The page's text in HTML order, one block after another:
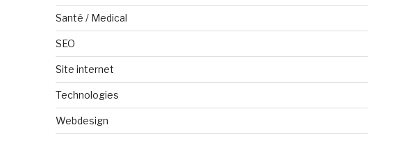
Santé / Medical
SEO
Site internet
Technologies
Webdesign